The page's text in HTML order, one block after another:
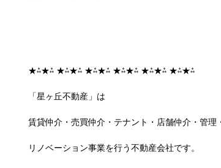
★⁂★⁂ ★⁂★⁂ ★⁂★⁂ ★⁂★⁂ ★⁂★⁂ ★⁂★⁂
「星ヶ丘不動産」は
賃貸仲介・売買仲介・テナント・店舗仲介・管理
リノベーション事業を行う不動産会社です。